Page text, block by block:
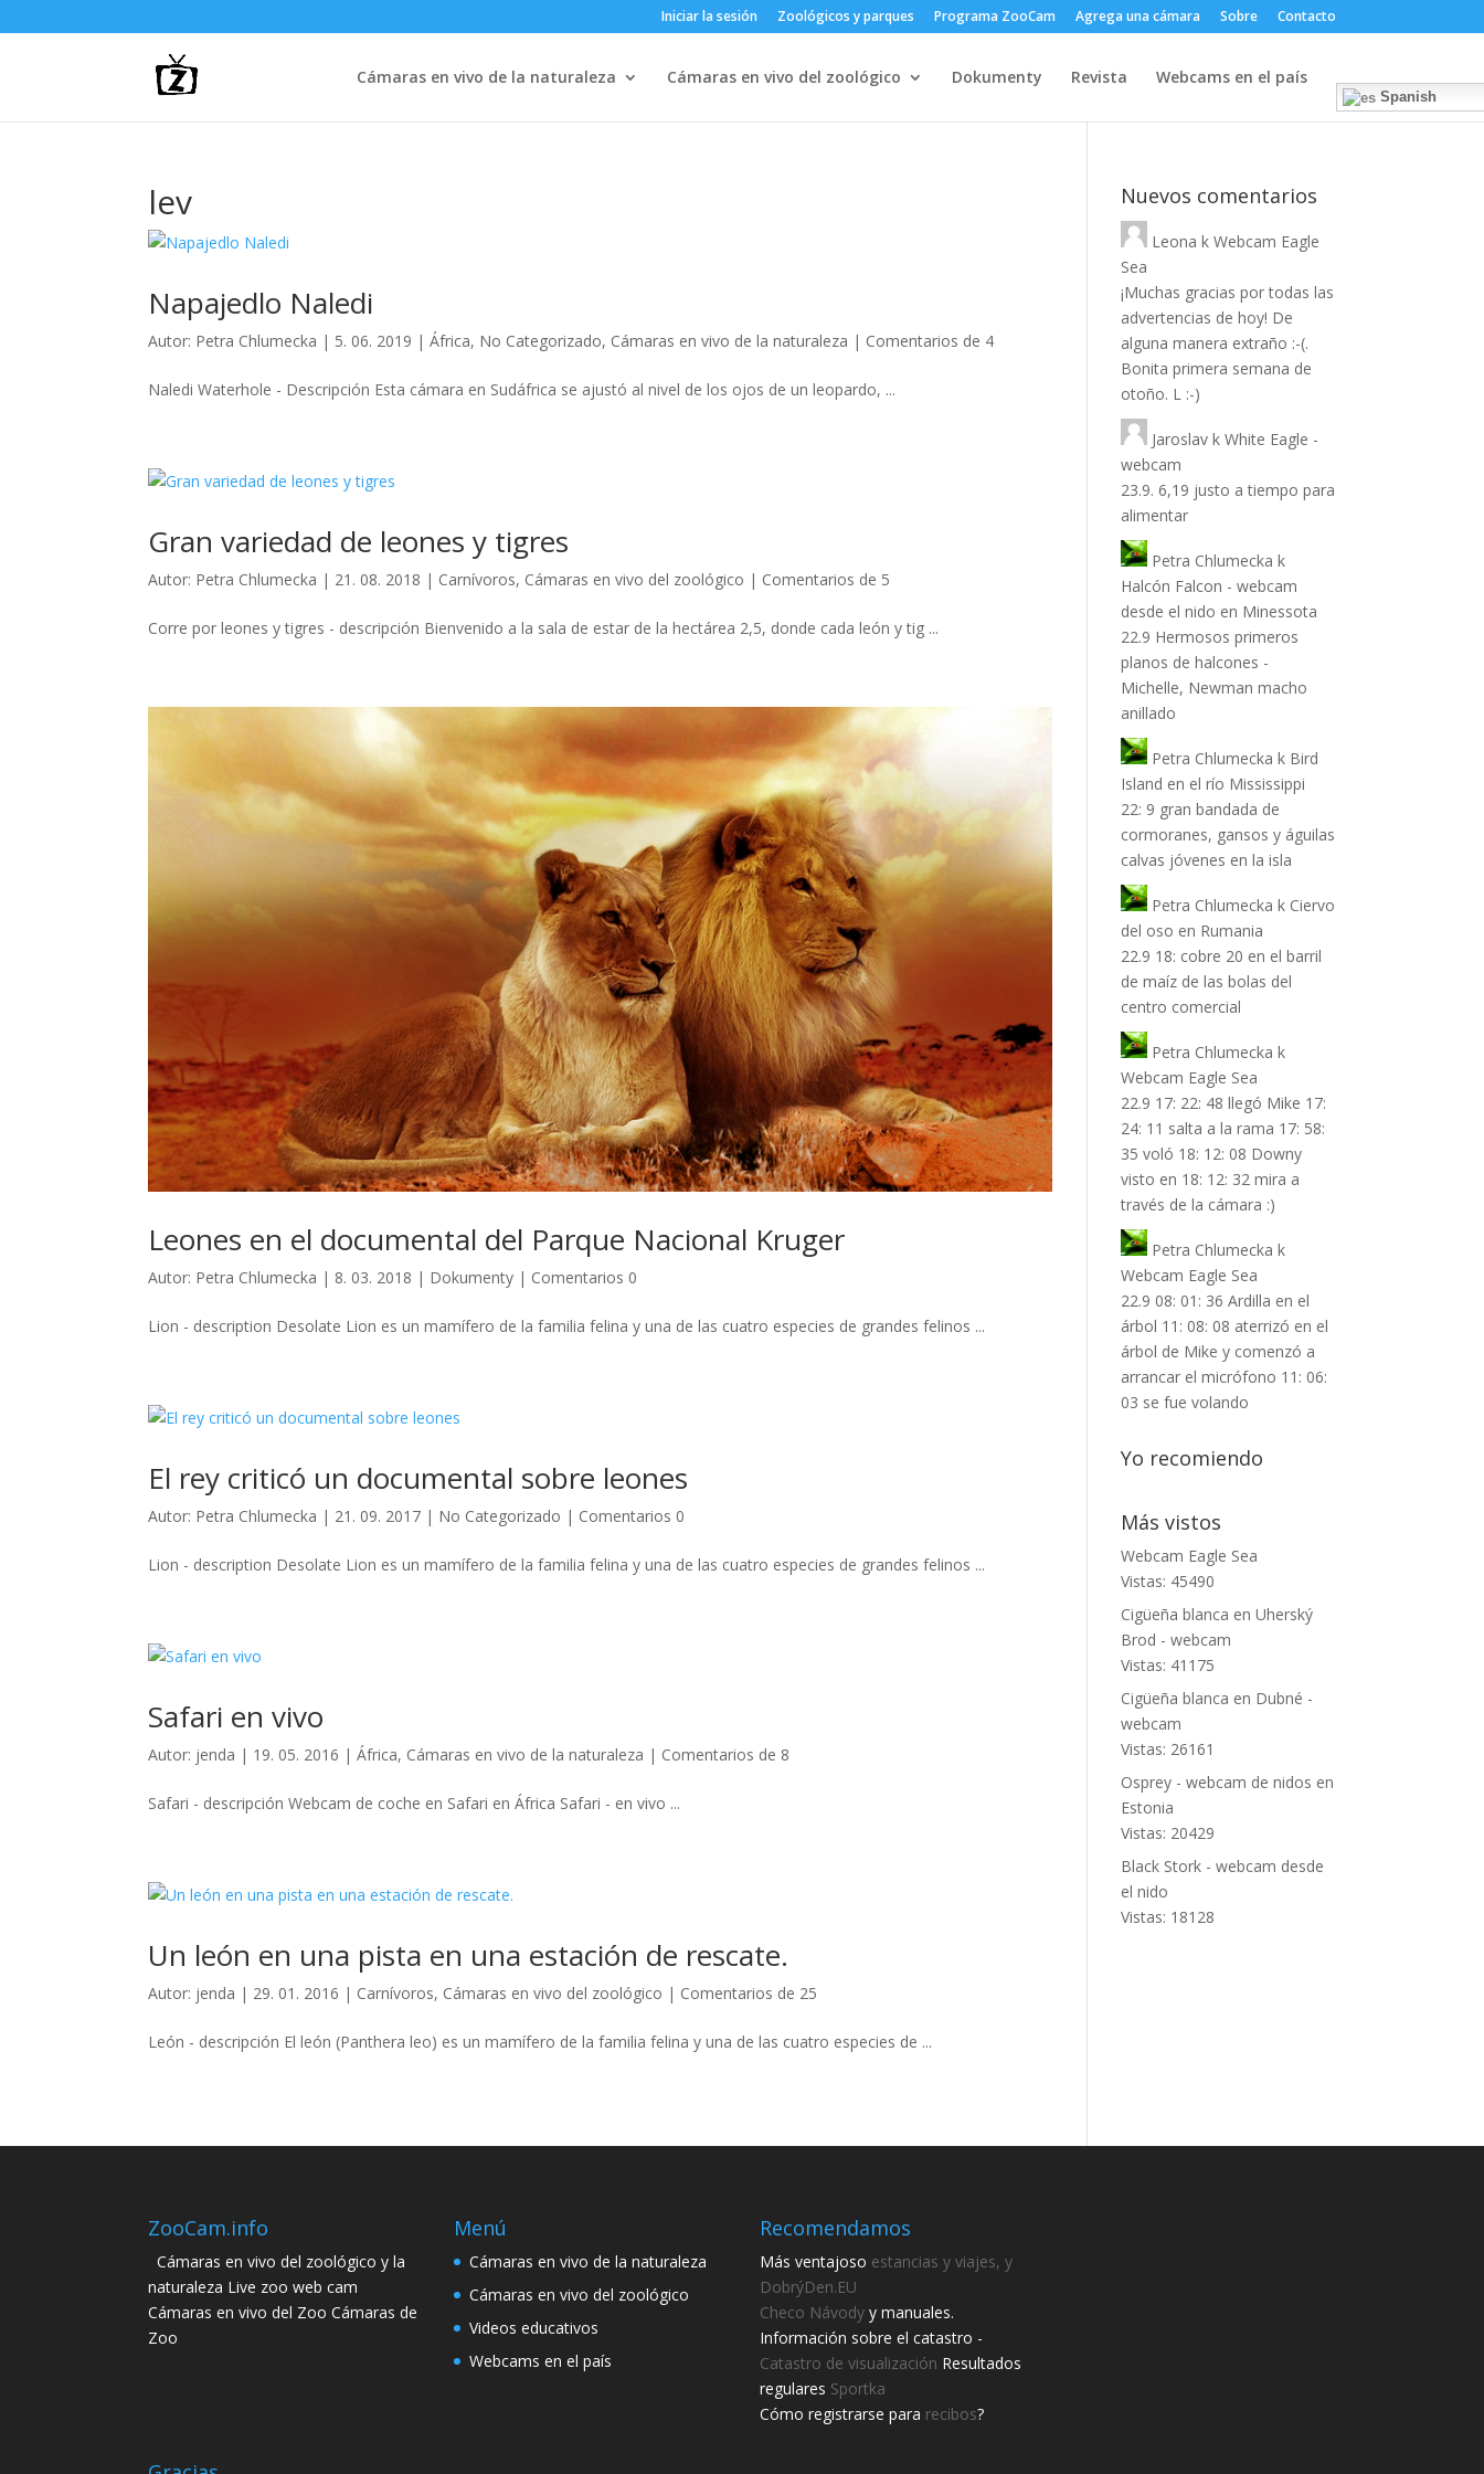
Iniciar la sesión Zoológicos y parques Programa ZooCam Agrega una cámara Sobre Contacto
Cámaras en vivo de la naturaleza Cámaras en vivo del zoológico Dokumenty Revista Webcams en el país
Spanish
lev
Napajedlo Naledi
Autor: Petra Chlumecka | 5. 06. 2019 |África, No Categorizado, Cámaras en vivo de la naturaleza | Comentarios de 4
Naledi Waterhole - Descripción Esta cámara en Sudáfrica se ajustó al nivel de los ojos de un leopardo, ...
Gran variedad de leones y tigres
Autor: Petra Chlumecka | 21. 08. 2018 | Carnívoros, Cámaras en vivo del zoológico | Comentarios de 5
Corre por leones y tigres - descripción Bienvenido a la sala de estar de la hectárea 2,5, donde cada león y tig ...
Leones en el documental del Parque Nacional Kruger
Autor: Petra Chlumecka | 8. 03. 2018 | Dokumenty | Comentarios 0
Lion - description Desolate Lion es un mamífero de la familia felina y una de las cuatro especies de grandes felinos ...
El rey criticó un documental sobre leones
Autor: Petra Chlumecka | 21. 09. 2017 | No Categorizado | Comentarios 0
Lion - description Desolate Lion es un mamífero de la familia felina y una de las cuatro especies de grandes felinos ...
Safari en vivo
Autor: jenda | 19. 05. 2016 |África, Cámaras en vivo de la naturaleza | Comentarios de 8
Safari - descripción Webcam de coche en Safari en África Safari - en vivo ...
Un león en una pista en una estación de rescate.
Autor: jenda | 29. 01. 2016 | Carnívoros, Cámaras en vivo del zoológico | Comentarios de 25
León - descripción El león (Panthera leo) es un mamífero de la familia felina y una de las cuatro especies de ...
Nuevos comentarios
Leona kWebcam Eagle
Sea
¡Muchas gracias por todas las
advertencias de hoy! De
alguna manera extraño :-(.
Bonita primera semana de
otoño. L :-)
Jaroslav kWhite Eagle -
webcam
23.9. 6,19 justo a tiempo para
alimentar
Petra Chlumecka k
Halcón Falcon - webcam
desde el nido en Minessota
22.9 Hermosos primeros
planos de halcones -
Michelle, Newman macho
anillado
Petra Chlumecka k Bird
Island en el río Mississippi
22: 9 gran bandada de
cormoranes, gansos y águilas
calvas jóvenes en la isla
Petra Chlumecka k Ciervo
del oso en Rumania
22.9 18: cobre 20 en el barril
de maíz de las bolas del
centro comercial
Petra Chlumecka k
Webcam Eagle Sea
22.9 17: 22: 48 llegó Mike 17:
24: 11 salta a la rama 17: 58:
35 voló 18: 12: 08 Downy
visto en 18: 12: 32 mira a
través de la cámara :)
Petra Chlumecka k
Webcam Eagle Sea
22.9 08: 01: 36 Ardilla en el
árbol 11: 08: 08 aterrizó en el
árbol de Mike y comenzó a
arrancar el micrófono 11: 06:
03 se fue volando
Yo recomiendo
Más vistos
Webcam Eagle Sea
Vistas: 45490
Cigüeña blanca en Uherský
Brod - webcam
Vistas: 41175
Cigüeña blanca en Dubné -
webcam
Vistas: 26161
Osprey - webcam de nidos en
Estonia
Vistas: 20429
Black Stork - webcam desde
el nido
Vistas: 18128
ZooCam.info
Cámaras en vivo del zoológico y la
naturaleza Live zoo web cam
Cámaras en vivo del Zoo Cámaras de
Zoo
Menú
Cámaras en vivo de la naturaleza
Cámaras en vivo del zoológico
Videos educativos
Webcams en el país
Recomendamos
Más ventajoso estancias y viajes, y
DobrýDen.EU
Checo Návody y manuales.
Información sobre el catastro -
Catastro de visualización Resultados
regulares Sportka
Cómo registrarse para recibos?